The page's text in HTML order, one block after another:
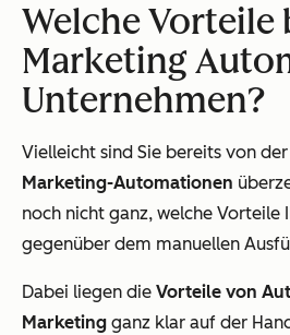
Welche Vorteile
Marketing
Unternehmen?
Vielleicht sind Sie bereits von der
Marketing-Automationen
noch nicht ganz, welche Vorteile
gegenüber dem manuellen
Dabei liegen die Vorteile von
Marketing ganz klar auf der